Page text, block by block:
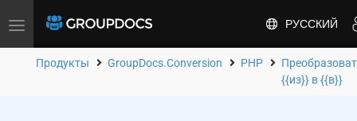
Toggle
РУССКИЙ
Продукты GroupDocs.Conversion PHP
{{из}} в {{в}}